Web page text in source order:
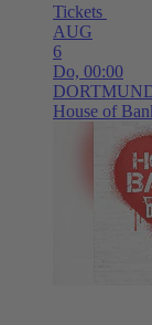
Tickets
AUG
6
Do, 00:00
House of